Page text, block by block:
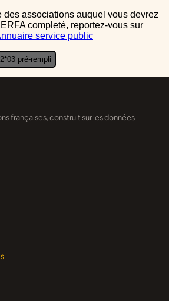
completé, reportez-vous sur
service public
pré-rempli